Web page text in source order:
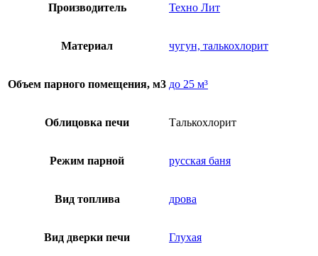
Производитель Техно Лит
Материал чугун, талькохлорит
Объем парного помещения, м3 до 25 м³
Облицовка печи Талькохлорит
Режим парной русская баня
Вид топлива дрова
Вид дверки печи Глухая